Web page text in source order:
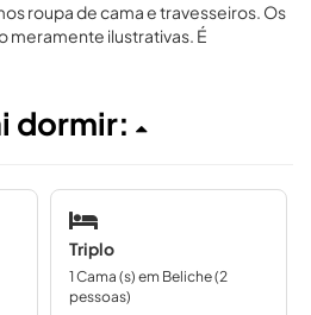
roupa de cama e travesseiros. Os
meramente ilustrativas. É
dormir:
Triplo
1 Cama (s) em Beliche (2
pessoas)